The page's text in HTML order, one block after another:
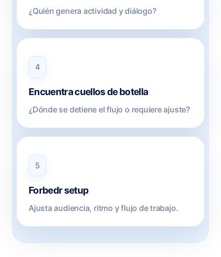
¿Quién genera actividad y diálogo?
4
Encuentra cuellos de botella
¿Dónde se detiene el flujo o requiere ajuste?
5
Forbedr setup
Ajusta audiencia, ritmo y flujo de trabajo.